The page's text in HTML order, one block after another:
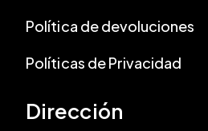
Política de devoluciones
Políticas de Privacidad
Dirección